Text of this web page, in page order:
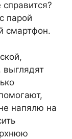
парой
смартфон.
выглядят
напялю на